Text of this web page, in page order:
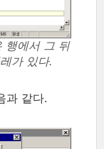
행에서 그 뒤
가 있다.
과 같다.